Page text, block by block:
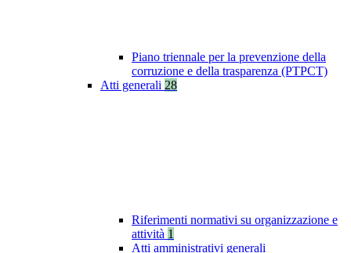
Piano triennale per la prevenzione della
corruzione e della trasparenza (PTPCT)
Atti generali 28
Riferimenti normativi su organizzazione e
attività 1
Atti amministrativi generali